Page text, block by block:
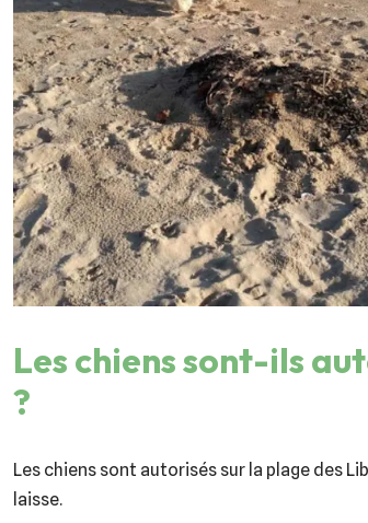
Les chiens sont-ils
?
Les chiens sont autorisés sur la plage des
laisse.